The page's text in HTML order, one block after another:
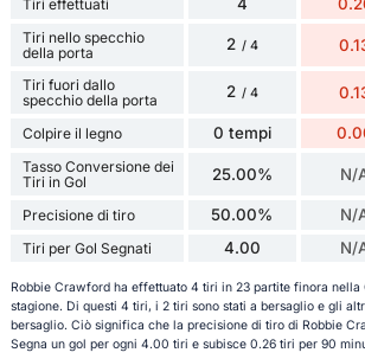
Tiri effettuati
Tiri nello specchio
della porta
2 / 4
Tiri fuori dallo
specchio della porta
2 / 4
Colpire il legno 0 tempi
Tasso Conversione dei
Tiri in Gol
25.00% N/
Precisione di tiro 50.00% N/
Tiri per Gol Segnati 4.00 N/
Robbie Crawford ha effettuato 4 tiri in 23 partite finora
stagione. Di questi 4 tiri, i 2 tiri sono stati a bersaglio e gli
bersaglio. Ciò significa che la precisione di tiro di Robbie
Segna un gol per ogni 4.00 tiri e subisce 0.26 tiri per 90